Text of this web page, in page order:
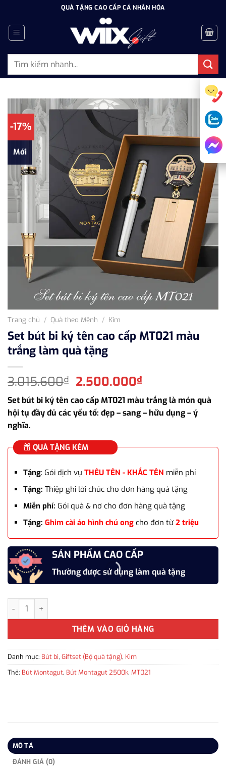
dung
QUÀ TẶNG CAO CẤP CÁ NHÂN HÓA
Tìm
-17%
Mới
Trang chủ / Quà theo Mệnh / Kim
Set bút bi ký tên cao cấp MT021 màu
trắng làm quà tặng
3.015.600₫ Giá
gốc
là:
3.015.600₫.
2.500.000₫Giá
hiện
tại
là:
Set bút bi ký tên cao cấp MT021 màu trắng là món quà
hội tụ đầy đủ các yếu tố: đẹp – sang – hữu dụng – ý
nghĩa.
QUÀ TẶNG KÈM
Tặng: Gói dịch vụ THÊU TÊN - KHẮC TÊN miễn phí
Tặng: Thiệp ghi lời chúc cho đơn hàng quà tặng
Miễn phí: Gói quà & nơ cho đơn hàng quà tặng
Tặng: Ghim cài áo hình chú ongcho đơn từ 2 triệu
SẢN PHẨM CAO CẤP
Thường được sử dụng làm quà tặng
Set bút bi ký tên cao cấp MT021 màu trắng làm quà tặng số
THÊM VÀO GIỎ HÀNG
Danh mục: Bút bi, Giftset (Bộ quà tặng), Kim
Thẻ: Bút Montagut, Bút Montagut 2500k, MT021
MÔ TẢ
ĐÁNH GIÁ (0)